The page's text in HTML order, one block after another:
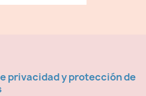
privacidad y protección de